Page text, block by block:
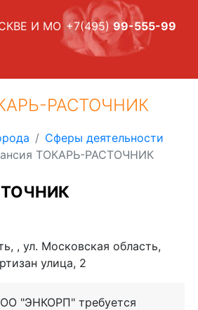
И МО +7(495) 99-555-99
РАСТОЧНИК
Сферы деятельности
ТОКАРЬ-РАСТОЧНИК
, ул. Московская область,
улица, 2
"ЭНКОРП" требуется